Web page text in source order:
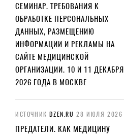
СЕМИНАР. ТРЕБОВАНИЯ К
ОБРАБОТКЕ ПЕРСОНАЛЬНЫХ
ДАННЫХ, РАЗМЕЩЕНИЮ
ИНФОРМАЦИИ И РЕКЛАМЫ НА
САЙТЕ МЕДИЦИНСКОЙ
ОРГАНИЗАЦИИ. 10 И 11 ДЕКАБРЯ
2026 ГОДА В МОСКВЕ
ИСТОЧНИКDZEN.RU 28 ИЮЛЯ 2026
ПРЕДАТЕЛИ. КАК МЕДИЦИНУ